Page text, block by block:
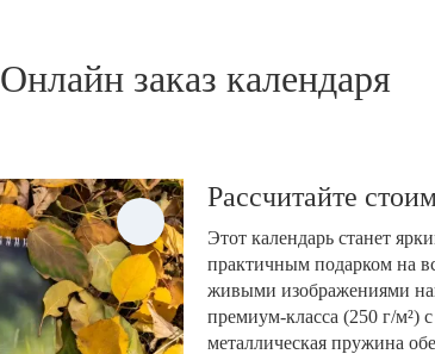
Онлайн заказ календаря
Рассчитайте
Этот календарь станет
практичным подарком на
живыми изображениями
премиум-класса (250 г/м²)
металлическая пружина